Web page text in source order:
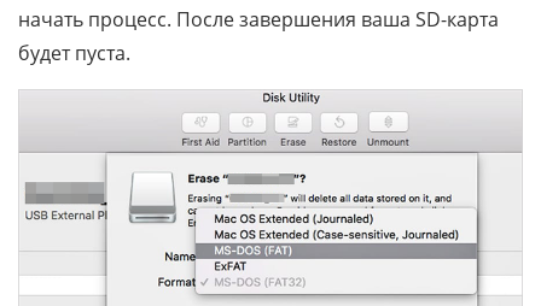
начать процесс. После завершения ваша SD-карта
будет пуста.